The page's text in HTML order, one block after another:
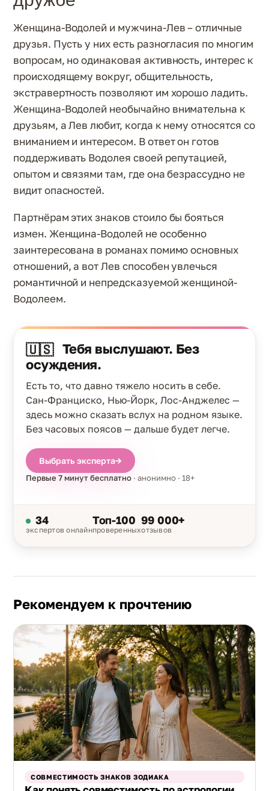
Женщина-Водолей и мужчина-Лев – отличные
друзья. Пусть у них есть разногласия по многим
вопросам, но одинаковая активность, интерес к
происходящему вокруг, общительность,
экстравертность позволяют им хорошо ладить.
Женщина-Водолей необычайно внимательна к
друзьям, а Лев любит, когда к нему относятся со
вниманием и интересом. В ответ он готов
поддерживать Водолея своей репутацией,
опытом и связями там, где она безрассудно не
видит опасностей.
Партнёрам этих знаков стоило бы бояться
измен. Женщина-Водолей не особенно
заинтересована в романах помимо основных
отношений, а вот Лев способен увлечься
романтичной и непредсказуемой женщиной-
Водолеем.
🇺🇸 Тебя выслушают. Без
осуждения.
Есть то, что давно тяжело носить в себе.
Сан-Франциско, Нью-Йорк, Лос-Анджелес —
здесь можно сказать вслух на родном языке.
Без часовых поясов — дальше будет легче.
Выбрать эксперта→
Первые 7 минут бесплатно · анонимно · 18+
34
экспертов онлайн
Топ-100
проверенных
99 000+
отзывов
Рекомендуем к прочтению
СОВМЕСТИМОСТЬ ЗНАКОВ ЗОДИАКА